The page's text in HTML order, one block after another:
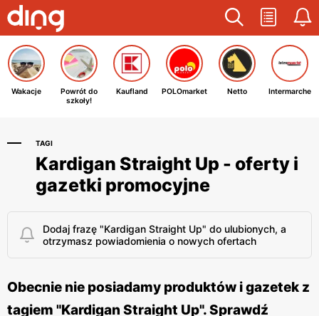
Wakacje
Powrót do
szkoły!
Kaufland POLOmarket Netto Intermarche
TAGI
Kardigan Straight Up - oferty i
gazetki promocyjne
Dodaj frazę "Kardigan Straight Up" do ulubionych, a
otrzymasz powiadomienia o nowych ofertach
Obecnie nie posiadamy produktów i gazetek z
tagiem "Kardigan Straight Up". Sprawdź